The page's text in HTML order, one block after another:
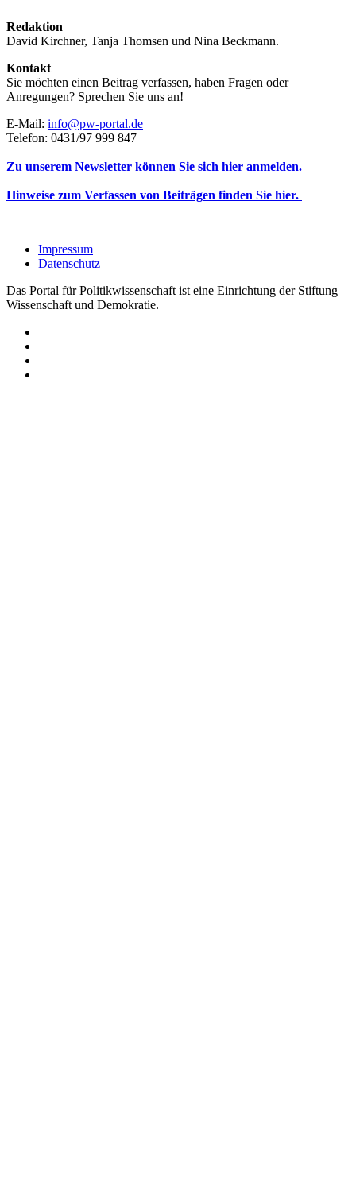
Redaktion
David Kirchner, Tanja Thomsen und Nina Beckmann.
Kontakt
Sie möchten einen Beitrag verfassen, haben Fragen oder
Anregungen? Sprechen Sie uns an!
E-Mail: info@pw-portal.de
Telefon: 0431/97 999 847
Zu unserem Newsletter können Sie sich hier anmelden.
Hinweise zum Verfassen von Beiträgen finden Sie hier.
Impressum
Datenschutz
Das Portal für Politikwissenschaft ist eine Einrichtung der Stiftung
Wissenschaft und Demokratie.